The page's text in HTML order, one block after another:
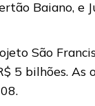
Baiano, e
São
5 bilhões. As